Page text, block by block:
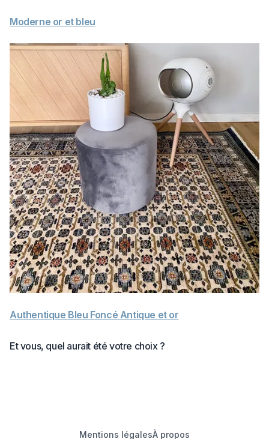
Moderne or et bleu
Authentique Bleu Foncé Antique et or
Et vous, quel aurait été votre choix ?
Mentions légalesÀ propos